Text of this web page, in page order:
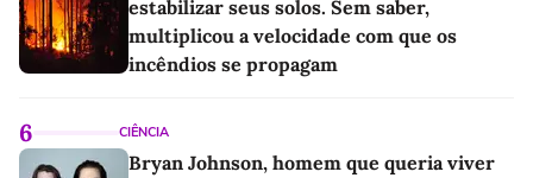
estabilizar seus solos. Sem saber,
multiplicou a velocidade com que os
incêndios se propagam
6 CIÊNCIA
Bryan Johnson, homem que queria viver